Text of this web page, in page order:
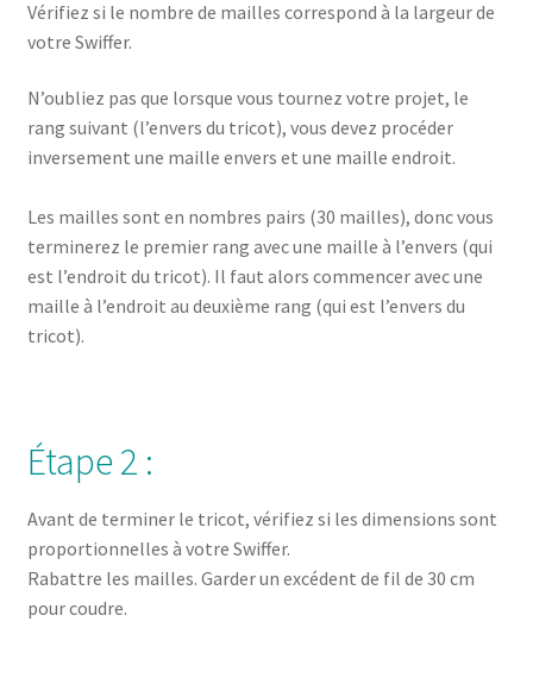
Vérifiez si le nombre de mailles correspond à la largeur de
votre Swiffer.
N’oubliez pas que lorsque vous tournez votre projet, le
rang suivant (l’envers du tricot), vous devez procéder
inversement une maille envers et une maille endroit.
Les mailles sont en nombres pairs (30 mailles), donc vous
terminerez le premier rang avec une maille à l’envers (qui
est l’endroit du tricot). Il faut alors commencer avec une
maille à l’endroit au deuxième rang (qui est l’envers du
tricot).
Étape 2 :
Avant de terminer le tricot, vérifiez si les dimensions sont
proportionnelles à votre Swiffer.
Rabattre les mailles. Garder un excédent de fil de 30 cm
pour coudre.